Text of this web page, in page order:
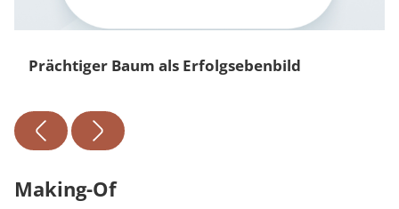
Prächtiger Baum als Erfolgsebenbild
Making-Of